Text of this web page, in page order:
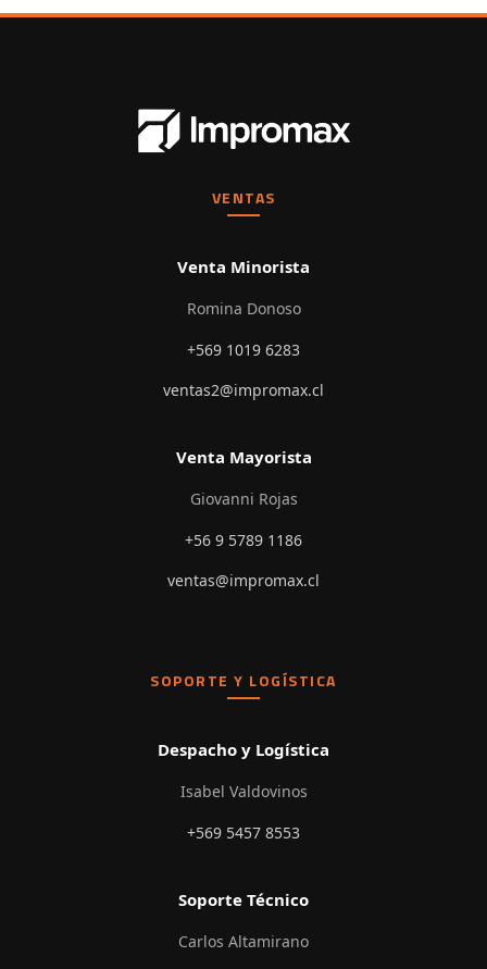
VENTAS
Venta Minorista
Romina Donoso
+569 1019 6283
ventas2@impromax.cl
Venta Mayorista
Giovanni Rojas
+56 9 5789 1186
ventas@impromax.cl
SOPORTE Y LOGÍSTICA
Despacho y Logística
Isabel Valdovinos
+569 5457 8553
Soporte Técnico
Carlos Altamirano